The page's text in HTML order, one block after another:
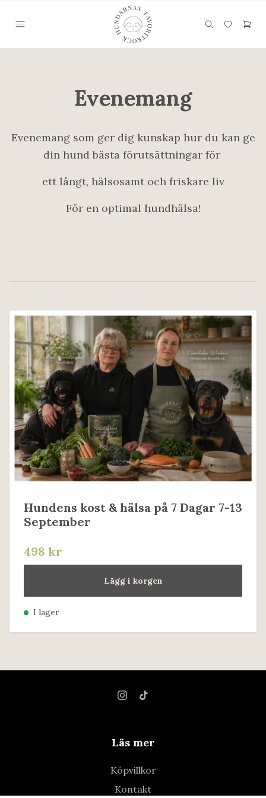
Evenemang
Evenemang som ger dig kunskap hur du kan ge
din hund bästa förutsättningar för
ett långt, hälsosamt och friskare liv
För en optimal hundhälsa!
Hundens kost & hälsa på 7 Dagar 7-13
September
498 kr
Lägg i korgen
I lager
Läs mer
Köpvillkor
Kontakt